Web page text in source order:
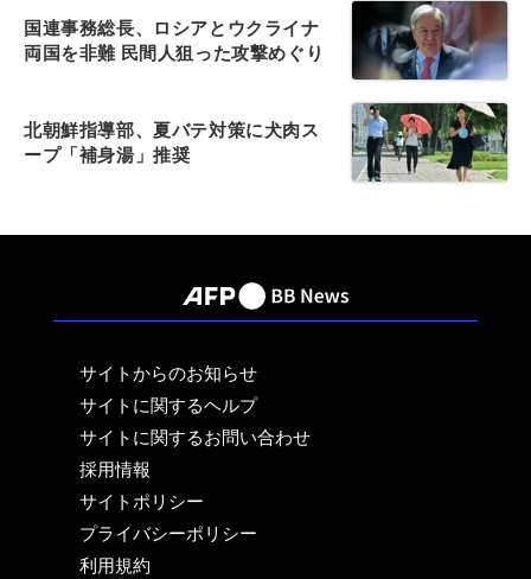
国連事務総長、ロシアとウクライナ
両国を非難 民間人狙った攻撃めぐり
北朝鮮指導部、夏バテ対策に犬肉ス
ープ「補身湯」推奨
サイトからのお知らせ
サイトに関するヘルプ
サイトに関するお問い合わせ
採用情報
サイトポリシー
プライバシーポリシー
利用規約